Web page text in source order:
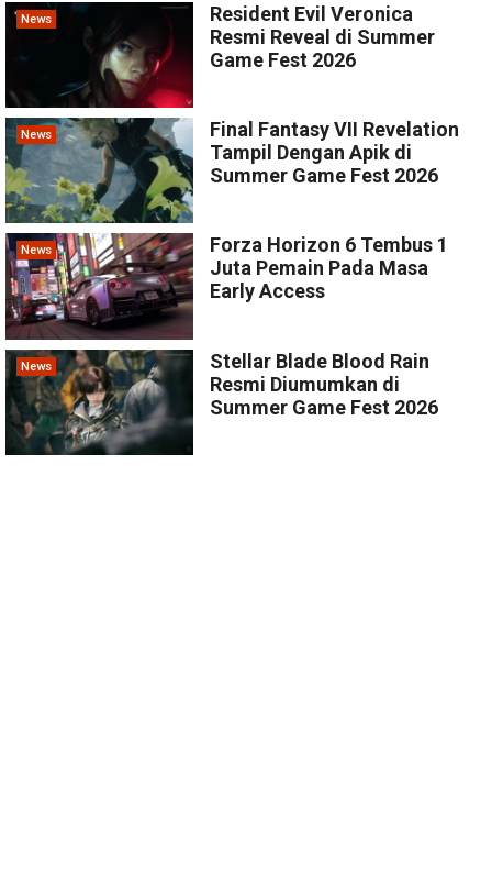
News
Resident Evil Veronica
Resmi Reveal di Summer
Game Fest 2026
News
Final Fantasy VII Revelation
Tampil Dengan Apik di
Summer Game Fest 2026
News
Forza Horizon 6 Tembus 1
Juta Pemain Pada Masa
Early Access
News
Stellar Blade Blood Rain
Resmi Diumumkan di
Summer Game Fest 2026